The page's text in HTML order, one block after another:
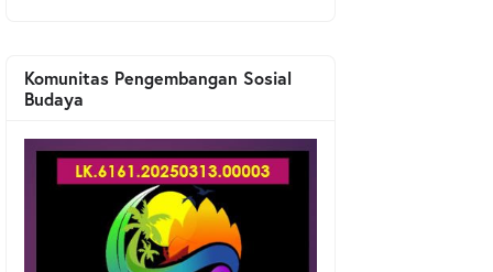
Komunitas Pengembangan Sosial
Budaya